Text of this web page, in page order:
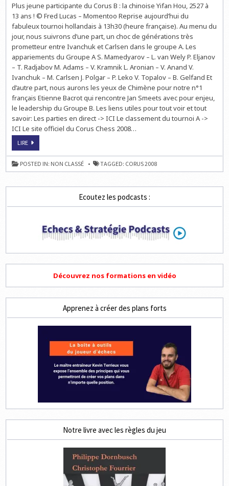
5ÈME
ROUND
!
Plus jeune participante du Corus B : la chinoise Yifan Hou, 2527 à
13 ans ! © Fred Lucas – Momentoo Reprise aujourd’hui du
fabuleux tournoi hollandais à 13h30 (heure française). Au menu du
jour, nous suivrons d’une part, un choc de générations très
prometteur entre Ivanchuk et Carlsen dans le groupe A. Les
appariements du Groupe A S. Mamedyarov – L. van Wely P. Eljanov
– T. Radjabov M. Adams – V. Kramnik L. Aronian – V. Anand V.
Ivanchuk – M. Carlsen J. Polgar – P. Leko V. Topalov – B. Gelfand Et
d’autre part, nous aurons les yeux de Chimène pour notre n°1
français Etienne Bacrot qui rencontre Jan Smeets avec pour enjeu,
le leadership du Groupe B. Les liens utiles pour tout voir et tout
savoir: Les parties en direct -> ICI Le classement du tournoi A ->
ICI Le site officiel du Corus Chess 2008…
LIRECORUS:
ROUND
!
POSTED IN: NON CLASSÉ TAGGED: CORUS 2008
Ecoutez les podcasts :
Découvrez nos formations en vidéo
Apprenez à créer des plans forts
Notre livre avec les règles du jeu